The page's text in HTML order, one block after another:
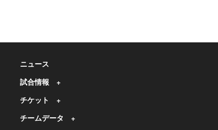
ニュース
試合情報
チケット
チームデータ